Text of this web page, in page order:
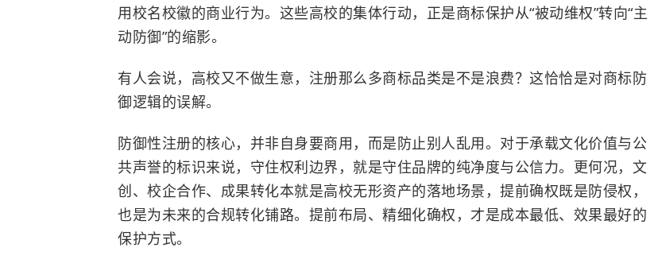
用校名校徽的商业行为。这些高校的集体行动，正是商标保护从“被动维权”转向“主
动防御”的缩影。
有人会说，高校又不做生意，注册那么多商标品类是不是浪费？这恰恰是对商标防
御逻辑的误解。
防御性注册的核心，并非自身要商用，而是防止别人乱用。对于承载文化价值与公
共声誉的标识来说，守住权利边界，就是守住品牌的纯净度与公信力。更何况，文
创、校企合作、成果转化本就是高校无形资产的落地场景，提前确权既是防侵权，
也是为未来的合规转化铺路。提前布局、精细化确权，才是成本最低、效果最好的
保护方式。